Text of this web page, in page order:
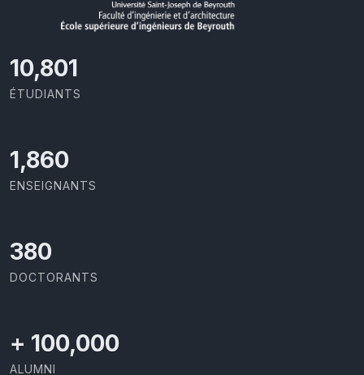
11,727
ÉTUDIANTS
2,029
ENSEIGNANTS
414
DOCTORANTS
+ 100,000
ALUMNI